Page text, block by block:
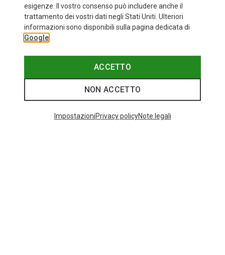
+11 Taglie
ONE SIZE
fino a 30%
I più cercati
esigenze. Il vostro consenso può includere anche il
trattamento dei vostri dati negli Stati Uniti. Ulteriori
informazioni sono disponibili sulla pagina dedicata di
Google
ACCETTO
NON ACCETTO
ImpostazioniPrivacy policyNote legali